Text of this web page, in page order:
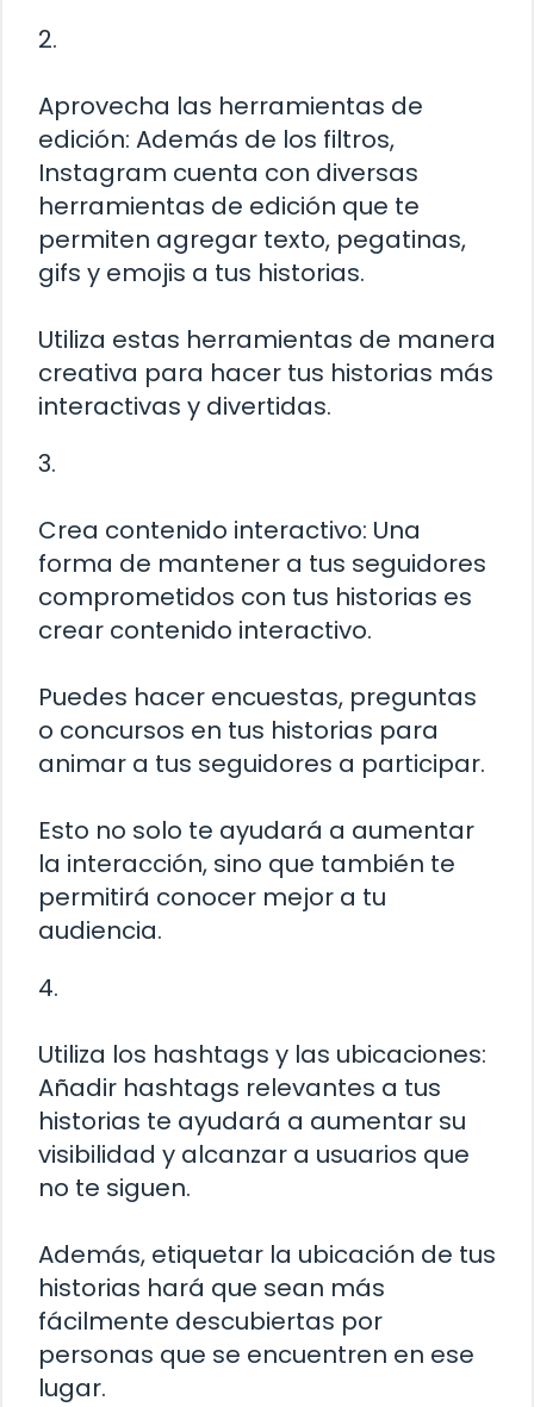
2.
Aprovecha las herramientas de
edición: Además de los filtros,
Instagram cuenta con diversas
herramientas de edición que te
permiten agregar texto, pegatinas,
gifs y emojis a tus historias.
Utiliza estas herramientas de manera
creativa para hacer tus historias más
interactivas y divertidas.
3.
Crea contenido interactivo: Una
forma de mantener a tus seguidores
comprometidos con tus historias es
crear contenido interactivo.
Puedes hacer encuestas, preguntas
o concursos en tus historias para
animar a tus seguidores a participar.
Esto no solo te ayudará a aumentar
la interacción, sino que también te
permitirá conocer mejor a tu
audiencia.
4.
Utiliza los hashtags y las ubicaciones:
Añadir hashtags relevantes a tus
historias te ayudará a aumentar su
visibilidad y alcanzar a usuarios que
no te siguen.
Además, etiquetar la ubicación de tus
historias hará que sean más
fácilmente descubiertas por
personas que se encuentren en ese
lugar.